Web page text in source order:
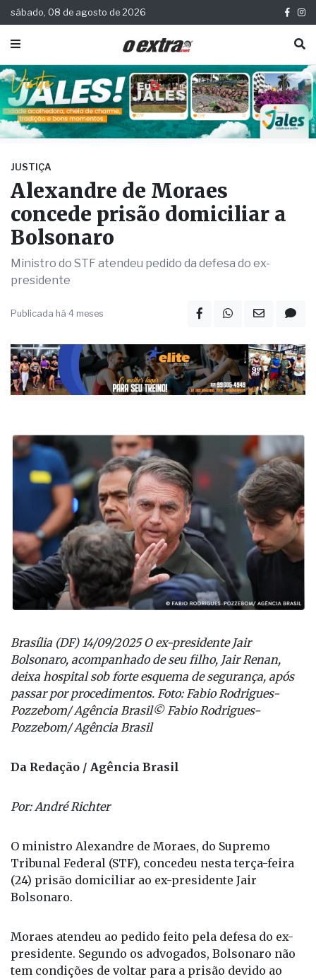
sábado, 08 de agosto de 2026
JUSTIÇA
Alexandre de Moraes
concede prisão domiciliar a
Bolsonaro
Ministro do STF atendeu pedido da defesa do ex-
presidente
Publicada há 4 meses
Brasília (DF) 14/09/2025 O ex-presidente Jair
Bolsonaro, acompanhado de seu filho, Jair Renan,
deixa hospital sob forte esquema de segurança, após
passar por procedimentos. Foto: Fabio Rodrigues-
Pozzebom/ Agência Brasil© Fabio Rodrigues-
Pozzebom/ Agência Brasil
Da Redação / Agência Brasil
Por: André Richter
O ministro Alexandre de Moraes, do Supremo
Tribunal Federal (STF), concedeu nesta terça-feira
(24) prisão domiciliar ao ex-presidente Jair
Bolsonaro.
Moraes atendeu ao pedido feito pela defesa do ex-
presidente. Segundo os advogados, Bolsonaro não
tem condições de voltar para a prisão devido ao